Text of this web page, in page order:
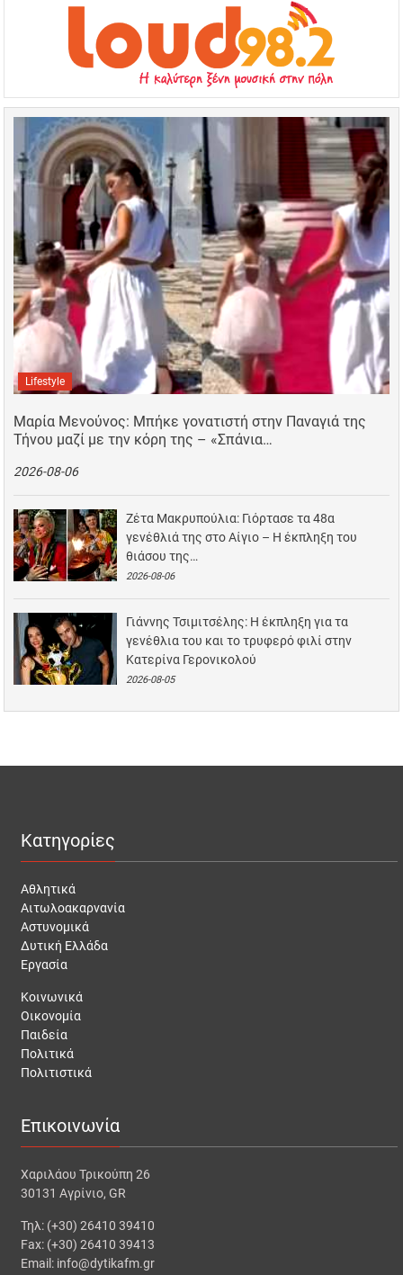
Lifestyle
Μαρία Μενούνος: Μπήκε γονατιστή στην Παναγιά της
Τήνου μαζί με την κόρη της – «Σπάνια…
2026-08-06
Ζέτα Μακρυπούλια: Γιόρτασε τα 48α
γενέθλιά της στο Αίγιο – Η έκπληξη του
θιάσου της…
2026-08-06
Γιάννης Τσιμιτσέλης: Η έκπληξη για τα
γενέθλια του και το τρυφερό φιλί στην
Κατερίνα Γερονικολού
2026-08-05
Κατηγορίες
Αθλητικά
Αιτωλοακαρνανία
Αστυνομικά
Δυτική Ελλάδα
Εργασία
Κοινωνικά
Οικονομία
Παιδεία
Πολιτικά
Πολιτιστικά
Επικοινωνία
Χαριλάου Τρικούπη 26
30131 Αγρίνιο, GR
Τηλ: (+30) 26410 39410
Fax: (+30) 26410 39413
Email: info@dytikafm.gr